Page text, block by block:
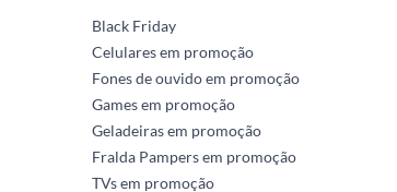
Black Friday
Celulares em promoção
Fones de ouvido em promoção
Games em promoção
Geladeiras em promoção
Fralda Pampers em promoção
TVs em promoção